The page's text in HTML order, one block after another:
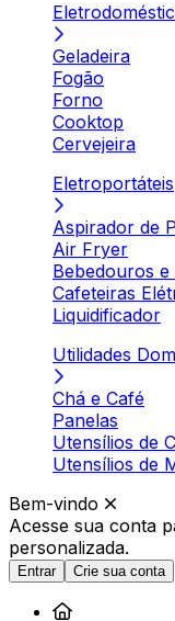
Geladeira
Fogão
Forno
Cooktop
Cervejeira
Eletroportáteis
Aspirador de
Air Fryer
Bebedouros
Cafeteiras
Liquidificador
Utilidades
Chá e Café
Panelas
Utensílios de
Utensílios de
Bem-vindo
Acesse sua conta
personalizada.
Entrar Crie sua conta